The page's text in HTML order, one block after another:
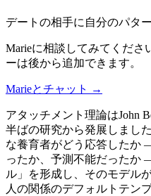
デートの相手に自分のパタ
Marieに相談してみてくだ
ーは後から追加できます。
Marieとチャット →
アタッチメント理論はJohn
半ばの研究から発展しまし
な養育者がどう応答したか
ったか、予測不能だったか
ル」を形成し、そのモデル
人の関係のデフォルトテン